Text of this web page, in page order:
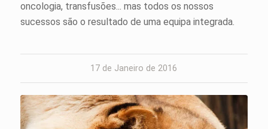
oncologia, transfusões... mas todos os nossos
sucessos são o resultado de uma equipa integrada.
17 de Janeiro de 2016